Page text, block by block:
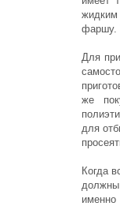
фаршу.
Для
же
для
Когда